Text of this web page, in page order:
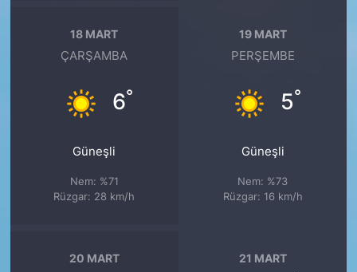
18 MART
ÇARŞAMBA
6°
Güneşli
Nem: %71
Rüzgar: 28 km/h
19 MART
PERŞEMBE
5°
Güneşli
Nem: %73
Rüzgar: 16 km/h
20 MART 21 MART